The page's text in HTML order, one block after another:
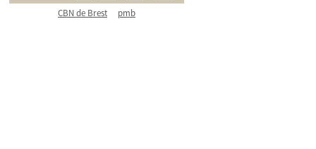
CBN de Brest
pmb